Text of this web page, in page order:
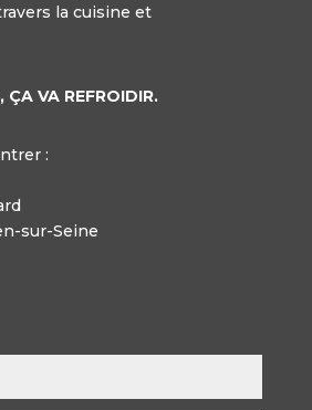
la cuisine et
ÇA VA REFROIDIR.
:
sur-Seine